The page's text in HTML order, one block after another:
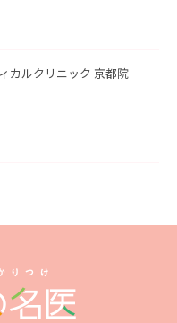
カルクリニック 京都院